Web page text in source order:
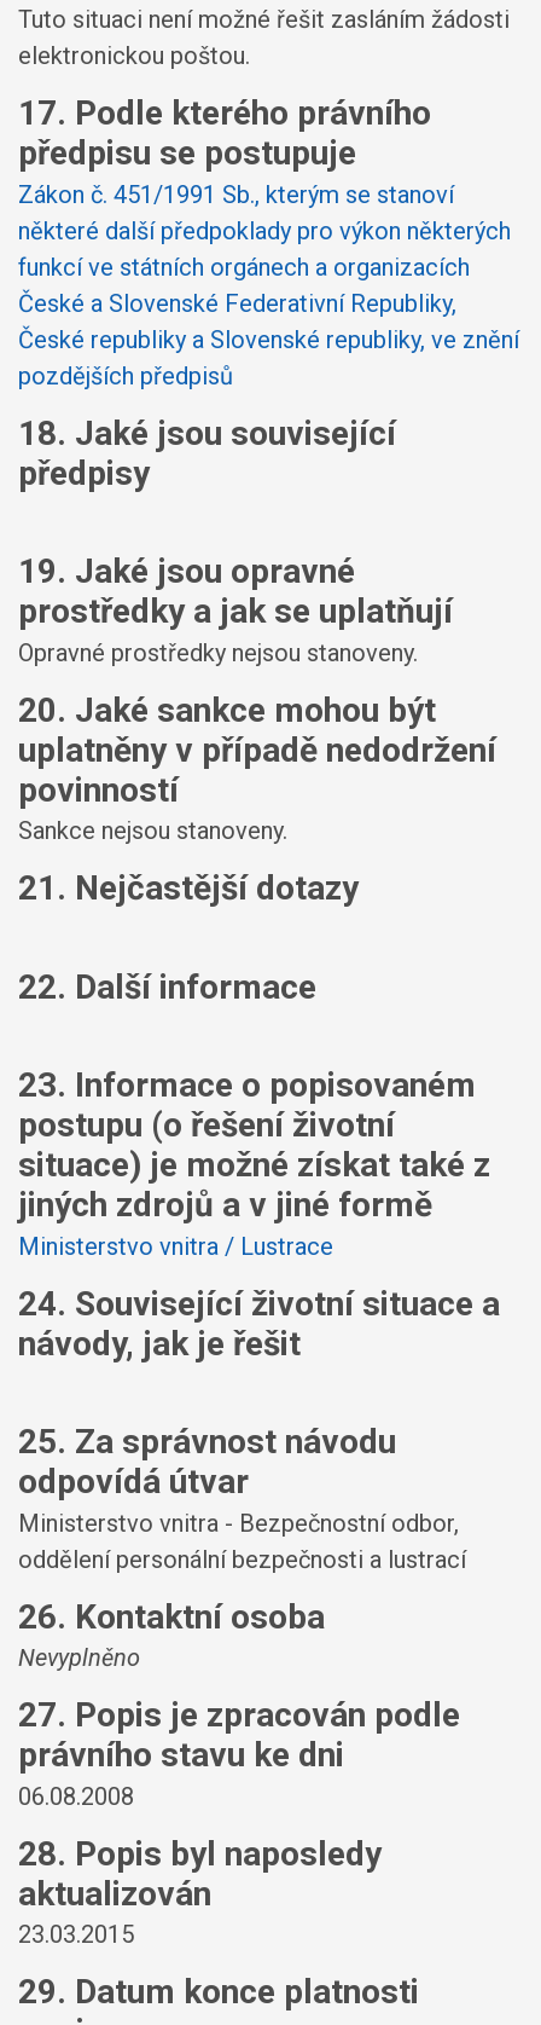
Tuto situaci není možné řešit zasláním žádosti
elektronickou poštou.
17. Podle kterého právního
předpisu se postupuje
Zákon č. 451/1991 Sb., kterým se stanoví
některé další předpoklady pro výkon některých
funkcí ve státních orgánech a organizacích
České a Slovenské Federativní Republiky,
České republiky a Slovenské republiky, ve znění
pozdějších předpisů
18. Jaké jsou související
předpisy
19. Jaké jsou opravné
prostředky a jak se uplatňují
Opravné prostředky nejsou stanoveny.
20. Jaké sankce mohou být
uplatněny v případě nedodržení
povinností
Sankce nejsou stanoveny.
21. Nejčastější dotazy
22. Další informace
23. Informace o popisovaném
postupu (o řešení životní
situace) je možné získat také z
jiných zdrojů a v jiné formě
Ministerstvo vnitra / Lustrace
24. Související životní situace a
návody, jak je řešit
25. Za správnost návodu
odpovídá útvar
Ministerstvo vnitra - Bezpečnostní odbor,
oddělení personální bezpečnosti a lustrací
26. Kontaktní osoba
Nevyplněno
27. Popis je zpracován podle
právního stavu ke dni
06.08.2008
28. Popis byl naposledy
aktualizován
23.03.2015
29. Datum konce platnosti